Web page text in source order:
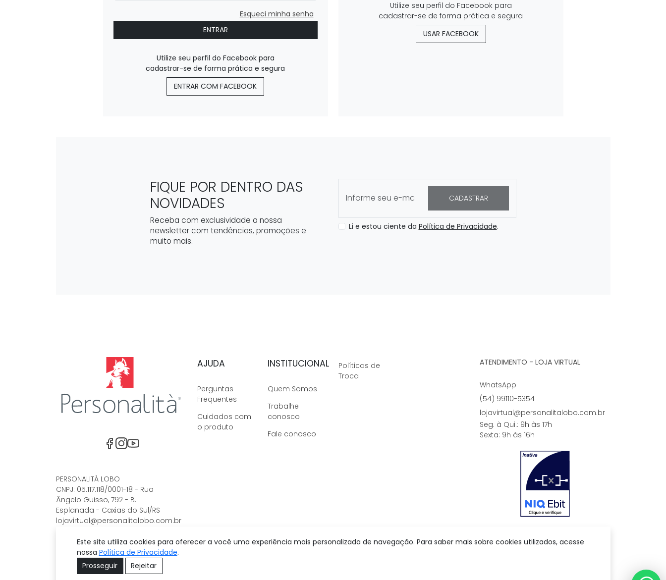
Esqueci minha senha
ENTRAR
Utilize seu perfil do Facebook para
cadastrar-se de forma prática e segura
ENTRAR COM FACEBOOK
Utilize seu perfil do Facebook para
cadastrar-se de forma prática e segura
USAR FACEBOOK
FIQUE POR DENTRO DAS
NOVIDADES
Receba com exclusividade a nossa
newsletter com tendências, promoções e
muito mais.
CADASTRAR
Li e estou ciente da Política de Privacidade.
Facebook
Instagram
Youtube
PERSONALITÀ LOBO
CNPJ: 05.117.118/0001-18 - Rua
Ângelo Guisso, 792 - B.
Esplanada - Caxias do Sul/RS
lojavirtual@personalitalobo.com.br
AJUDA
Perguntas
Frequentes
Cuidados com
o produto
INSTITUCIONAL
Quem Somos
Trabalhe
conosco
Fale conosco
Políticas de
Troca
ATENDIMENTO - LOJA VIRTUAL
WhatsApp
(54) 99110-5354
lojavirtual@personalitalobo.com.br
Seg. à Qui.: 9h às 17h
Sexta: 9h às 16h
Este site utiliza cookies para oferecer a você uma experiência mais personalizada de navegação. Para saber mais sobre cookies utilizados, acesse
nossa Política de Privacidade.
Prosseguir
Rejeitar